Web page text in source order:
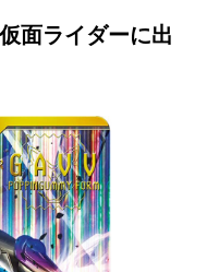
面ライダーに出